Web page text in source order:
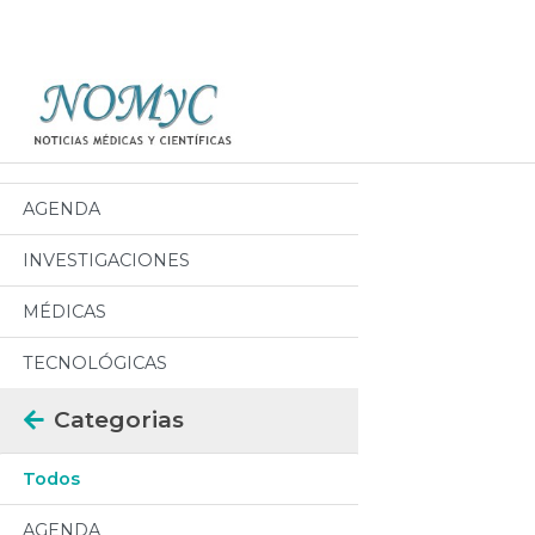
Categorias
Todos
AGENDA
INVESTIGACIONES
MÉDICAS
TECNOLÓGICAS
Categorias
Todos
AGENDA